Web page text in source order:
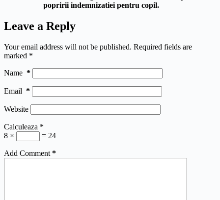
popririi indemnizatiei pentru copil.
Leave a Reply
Your email address will not be published. Required fields are
marked *
Name *
Email *
Website
Calculeaza *
8 ×
= 24
Add Comment *